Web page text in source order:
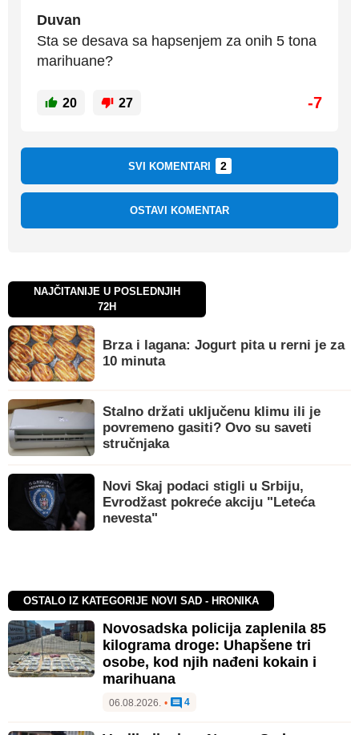
Duvan
Sta se desava sa hapsenjem za onih 5 tona
marihuane?
20 27 -7
SVI KOMENTARI 2
OSTAVI KOMENTAR
NAJČITANIJE U POSLEDNJIH
72H
Brza i lagana: Jogurt pita u rerni je za
10 minuta
Stalno držati uključenu klimu ili je
povremeno gasiti? Ovo su saveti
stručnjaka
Novi Skaj podaci stigli u Srbiju,
Evrodžast pokreće akciju "Leteća
nevesta"
OSTALO IZ KATEGORIJE NOVI SAD - HRONIKA
Novosadska policija zaplenila 85
kilograma droge: Uhapšene tri
osobe, kod njih nađeni kokain i
marihuana
06.08.2026. • 4